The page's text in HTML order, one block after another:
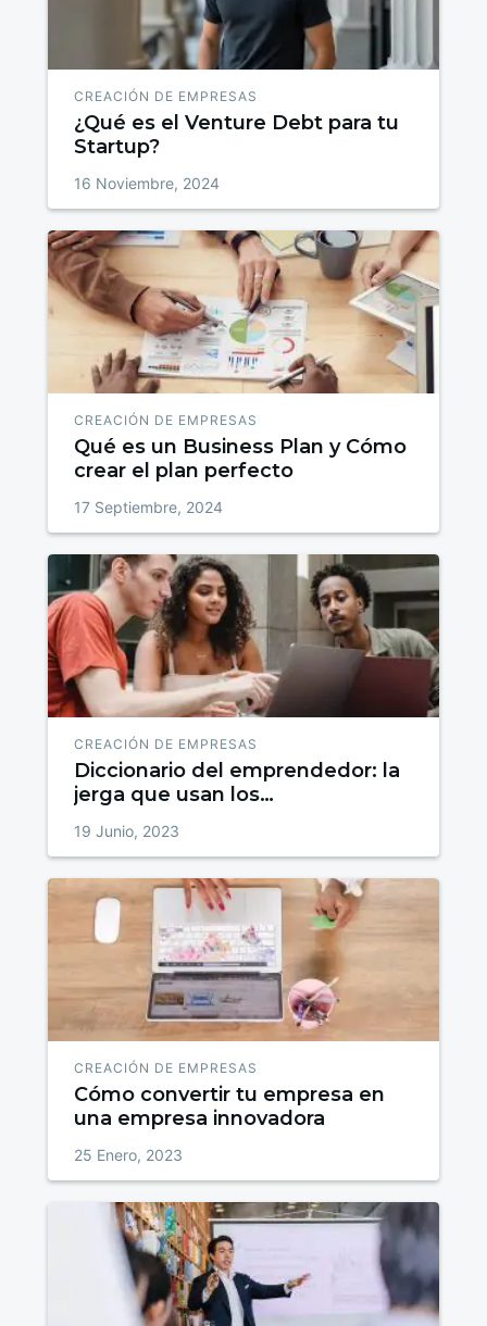
CREACIÓN DE EMPRESAS
¿Qué es el Venture Debt para tu
Startup?
16 Noviembre, 2024
CREACIÓN DE EMPRESAS
Qué es un Business Plan y Cómo
crear el plan perfecto
17 Septiembre, 2024
CREACIÓN DE EMPRESAS
Diccionario del emprendedor: la
jerga que usan los
19 Junio, 2023
CREACIÓN DE EMPRESAS
Cómo convertir tu empresa en
una empresa innovadora
25 Enero, 2023